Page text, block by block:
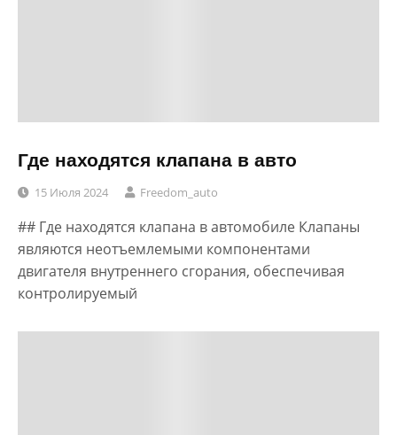
Где находятся клапана в авто
15 Июля 2024 Freedom_auto
## Где находятся клапана в автомобиле Клапаны
являются неотъемлемыми компонентами
двигателя внутреннего сгорания, обеспечивая
контролируемый